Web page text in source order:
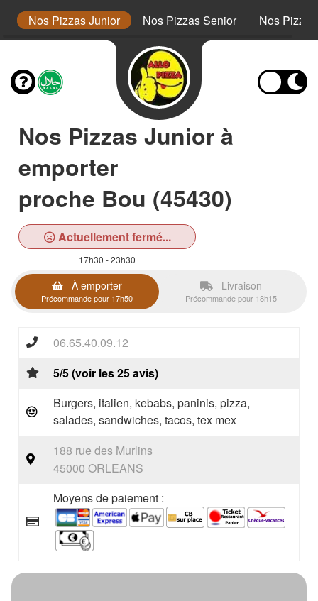
Nos Pizzas Junior Nos Pizzas Senior Nos Pizza
Nos Pizzas Junior à
emporter
proche Bou (45430)
Actuellement fermé...
17h30 - 23h30
À emporter
Précommande pour 17h50
Livraison
Précommande pour 18h15
06.65.40.09.12
5/5 (voir les 25 avis)
Burgers, italien, kebabs, paninis, pizza,
salades, sandwiches, tacos, tex mex
188 rue des Murlins
45000 ORLEANS
Moyens de paiement :